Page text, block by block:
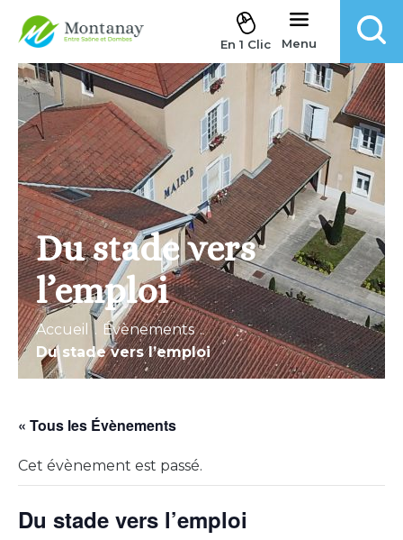
Aller au contenu
En 1 Clic Menu
Du stade vers
l’emploi
Accueil . Évènements .
Du stade vers l’emploi
« Tous les Évènements
Cet évènement est passé.
Du stade vers l’emploi